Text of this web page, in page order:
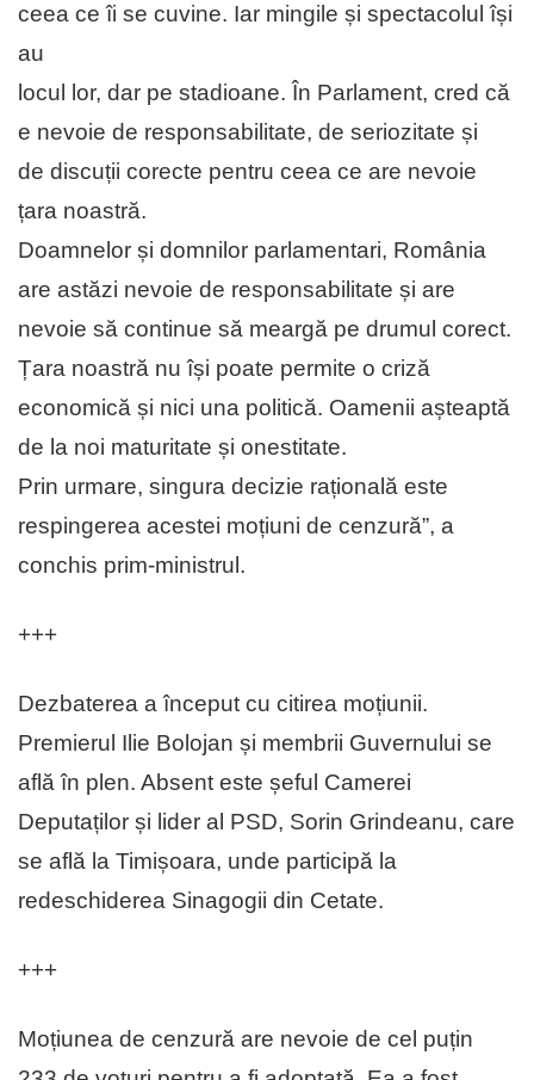
ceea ce îi se cuvine. Iar mingile și spectacolul își
au
locul lor, dar pe stadioane. În Parlament, cred că
e nevoie de responsabilitate, de seriozitate și
de discuții corecte pentru ceea ce are nevoie
țara noastră.
Doamnelor și domnilor parlamentari, România
are astăzi nevoie de responsabilitate și are
nevoie să continue să meargă pe drumul corect.
Țara noastră nu își poate permite o criză
economică și nici una politică. Oamenii așteaptă
de la noi maturitate și onestitate.
Prin urmare, singura decizie rațională este
respingerea acestei moțiuni de cenzură”, a
conchis prim-ministrul.
+++
Dezbaterea a început cu citirea moțiunii.
Premierul Ilie Bolojan și membrii Guvernului se
află în plen. Absent este șeful Camerei
Deputaților și lider al PSD, Sorin Grindeanu, care
se află la Timișoara, unde participă la
redeschiderea Sinagogii din Cetate.
+++
Moțiunea de cenzură are nevoie de cel puțin